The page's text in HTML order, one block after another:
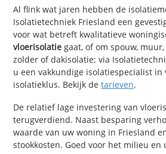
Al flink wat jaren hebben de
Isolatietechniek Friesland een
voor wat betreft kwalitatieve
vloerisolatie gaat, of om spouw,
zolder of dakisolatie; via
u een vakkundige isolatiespecialist in
isolatieklus. Bekijk detarieven.
De relatief lage investering van
terugverdiend. Naast besparing
waarde van uw woning in Friesland
stookkosten. Goed voor het milieu